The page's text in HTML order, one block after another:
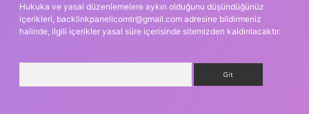
Hukuka ve yasal düzenlemelere aykırı olduğunu düşündüğünüz
içerikleri, backlinkpanelicomtr@gmail.com adresine bildirmeniz
halinde, ilgili içerikler yasal süre içerisinde sitemizden kaldırılacaktır.